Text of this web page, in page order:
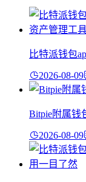
比特派钱包
2026-08-09
Bitpie附属钱
2026-08-09